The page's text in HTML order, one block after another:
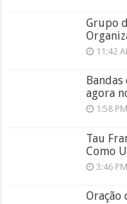
Grupo
11:42
agora
1:58 PM
Tau
Como
3:46 PM
Oração